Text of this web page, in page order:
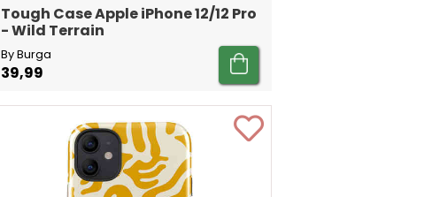
Tough Case Apple iPhone 12/12 Pro
- Wild Terrain
By Burga
39,99